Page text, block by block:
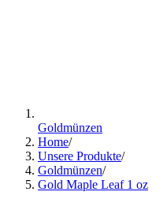
Goldmünzen
Home/
Unsere Produkte/
Goldmünzen/
Gold Maple Leaf 1 oz